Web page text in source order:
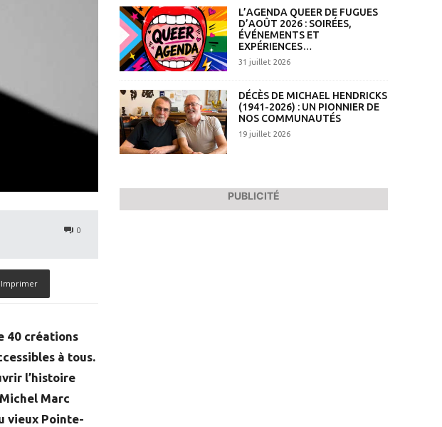
0
Imprimer
40 créations
à tous.
l’histoire
Marc
vieux Pointe-
L’AGENDA QUEER DE FUGUES
D’AOÛT 2026 : SOIRÉES,
ÉVÉNEMENTS ET
EXPÉRIENCES…
31 juillet 2026
DÉCÈS DE MICHAEL HENDRICKS
(1941-2026) : UN PIONNIER DE
NOS COMMUNAUTÉS
19 juillet 2026
PUBLICITÉ